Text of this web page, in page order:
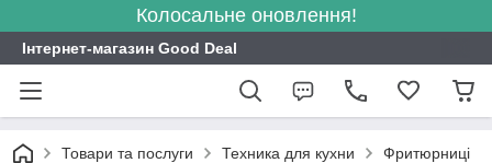
Колосальне оновлення!
Інтернет-магазин Good Deal
Товари та послуги Техника для кухни Фритюрниці